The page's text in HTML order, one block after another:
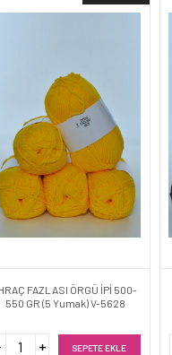
FAZLASI ÖRGÜ İPİ 500-
550 GR (5 Yumak) V-5628
SEPETE EKLE